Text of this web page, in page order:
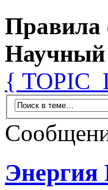
Правила
{
Энергия